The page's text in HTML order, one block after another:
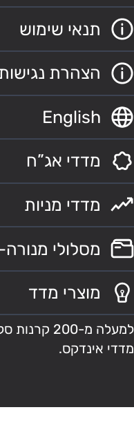
תנאי שימוש
הצהרת
English
מדדי אג”ח
מדדי מניות
מסלולי
מוצרי מדד
למעלה מ-
מדדי אינדקס.